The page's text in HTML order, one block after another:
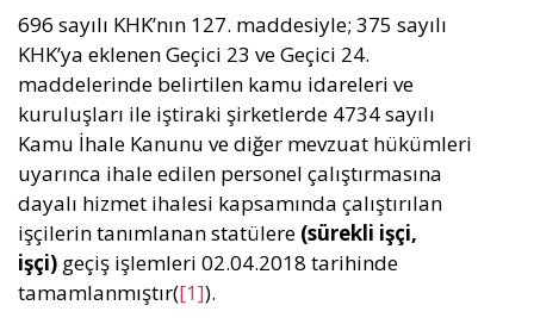
696 sayılı KHK’nın 127. maddesiyle; 375 sayılı
KHK’ya eklenen Geçici 23 ve Geçici 24.
maddelerinde belirtilen kamu idareleri ve
kuruluşları ile iştiraki şirketlerde 4734 sayılı
Kamu İhale Kanunu ve diğer mevzuat hükümleri
uyarınca ihale edilen personel çalıştırmasına
dayalı hizmet ihalesi kapsamında çalıştırılan
işçilerin tanımlanan statülere (sürekli işçi,
işçi) geçiş işlemleri 02.04.2018 tarihinde
tamamlanmıştır([1]).